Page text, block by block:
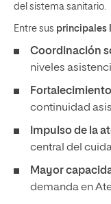
del sistema sanitario.
Entre sus principales
Coordinación
niveles
continuidad
Impulso de la
central del
Mayor
demanda en